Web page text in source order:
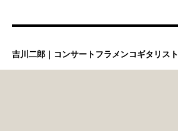
吉川二郎｜コンサートフラメンコギタリスト